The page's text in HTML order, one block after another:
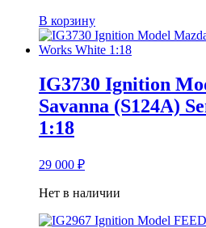
В корзину
IG3730 Ignition
Savanna (S124A)
1:18
29 000 ₽
Нет в наличии